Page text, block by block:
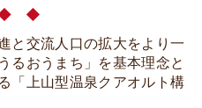
と交流人口の拡大をより一
るおうまち」を基本理念と
「上山型温泉クアオルト構